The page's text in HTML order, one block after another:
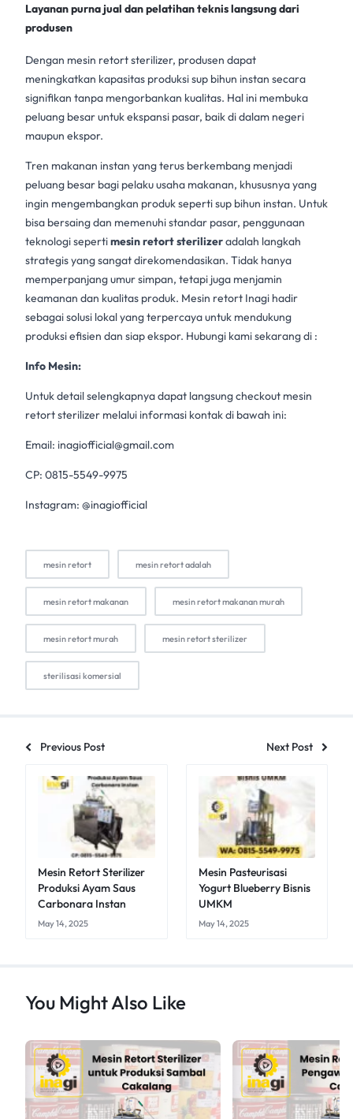
Layanan purna jual dan pelatihan teknis langsung dari
produsen
Dengan mesin retort sterilizer, produsen dapat
meningkatkan kapasitas produksi sup bihun instan secara
signifikan tanpa mengorbankan kualitas. Hal ini membuka
peluang besar untuk ekspansi pasar, baik di dalam negeri
maupun ekspor.
Tren makanan instan yang terus berkembang menjadi
peluang besar bagi pelaku usaha makanan, khususnya yang
ingin mengembangkan produk seperti sup bihun instan. Untuk
bisa bersaing dan memenuhi standar pasar, penggunaan
teknologi sepertimesin retort sterilizeradalah langkah
strategis yang sangat direkomendasikan. Tidak hanya
memperpanjang umur simpan, tetapi juga menjamin
keamanan dan kualitas produk. Mesin retort Inagi hadir
sebagai solusi lokal yang terpercaya untuk mendukung
produksi efisien dan siap ekspor. Hubungi kami sekarang di :
Info Mesin:
Untuk detail selengkapnya dapat langsung checkout mesin
retort sterilizer melalui informasi kontak di bawah ini:
Email: inagiofficial@gmail.com
CP: 0815-5549-9975
Instagram: @inagiofficial
mesin retort mesin retort adalah
mesin retort makanan mesin retort makanan murah
mesin retort murah mesin retort sterilizer
sterilisasi komersial
Previous Post Next Post
Mesin Retort Sterilizer
Produksi Ayam Saus
Carbonara Instan
May 14, 2025
Mesin Pasteurisasi
Yogurt Blueberry Bisnis
UMKM
May 14, 2025
You Might Also Like